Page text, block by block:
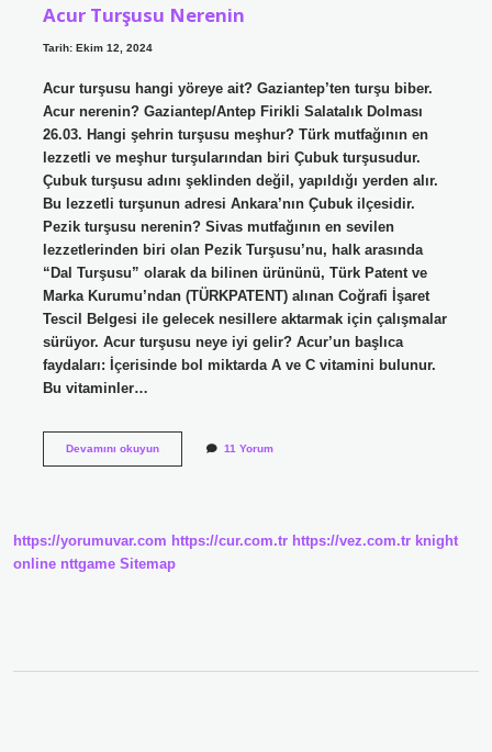
Acur Turşusu Nerenin
Tarih: Ekim 12, 2024
Acur turşusu hangi yöreye ait? Gaziantep’ten turşu biber.
Acur nerenin? Gaziantep/Antep Firikli Salatalık Dolması
26.03. Hangi şehrin turşusu meşhur? Türk mutfağının en
lezzetli ve meşhur turşularından biri Çubuk turşusudur.
Çubuk turşusu adını şeklinden değil, yapıldığı yerden alır.
Bu lezzetli turşunun adresi Ankara’nın Çubuk ilçesidir.
Pezik turşusu nerenin? Sivas mutfağının en sevilen
lezzetlerinden biri olan Pezik Turşusu’nu, halk arasında
“Dal Turşusu” olarak da bilinen ürününü, Türk Patent ve
Marka Kurumu’ndan (TÜRKPATENT) alınan Coğrafi İşaret
Tescil Belgesi ile gelecek nesillere aktarmak için çalışmalar
sürüyor. Acur turşusu neye iyi gelir? Acur’un başlıca
faydaları: İçerisinde bol miktarda A ve C vitamini bulunur.
Bu vitaminler…
Devamını okuyunAcur
11 Yorum
https://yorumuvar.com https://cur.com.tr https://vez.com.tr knight
online nttgame Sitemap